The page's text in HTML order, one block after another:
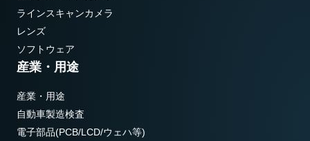
ラインスキャンカメラ
レンズ
ソフトウェア
産業・用途
産業・用途
自動車製造検査
電子部品(PCB/LCD/ウェハ等)